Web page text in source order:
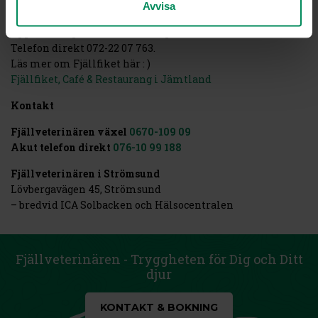
Avvisa
Telefon direkt 072-22 07 763.
Läs mer om Fjällfiket här : )
Fjällfiket, Café & Restaurang i Jämtland
Kontakt
Fjällveterinären växel 0670-109 09
Akut telefon direkt 076-10 99 188
Fjällveterinären i Strömsund
Lövbergavägen 45, Strömsund
– bredvid ICA Solbacken och Hälsocentralen
Fjällveterinären - Tryggheten för Dig och Ditt
djur
KONTAKT & BOKNING